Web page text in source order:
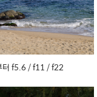
터 f5.6 / f11 / f22